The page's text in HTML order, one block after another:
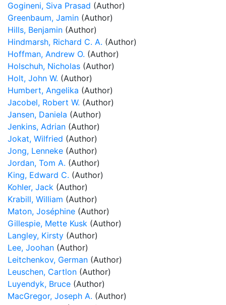
Gogineni, Siva Prasad (Author)
Greenbaum, Jamin (Author)
Hills, Benjamin (Author)
Hindmarsh, Richard C. A. (Author)
Hoffman, Andrew O. (Author)
Holschuh, Nicholas (Author)
Holt, John W. (Author)
Humbert, Angelika (Author)
Jacobel, Robert W. (Author)
Jansen, Daniela (Author)
Jenkins, Adrian (Author)
Jokat, Wilfried (Author)
Jong, Lenneke (Author)
Jordan, Tom A. (Author)
King, Edward C. (Author)
Kohler, Jack (Author)
Krabill, William (Author)
Maton, Joséphine (Author)
Gillespie, Mette Kusk (Author)
Langley, Kirsty (Author)
Lee, Joohan (Author)
Leitchenkov, German (Author)
Leuschen, Cartlon (Author)
Luyendyk, Bruce (Author)
MacGregor, Joseph A. (Author)